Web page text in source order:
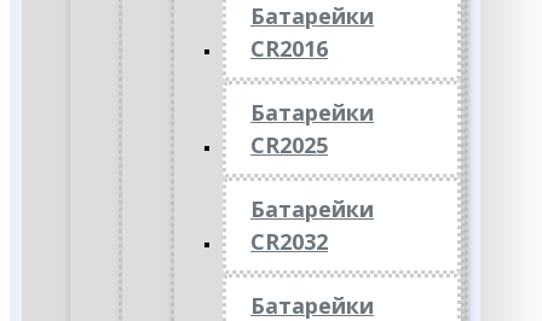
Батарейки
CR2016
Батарейки
CR2025
Батарейки
CR2032
Батарейки